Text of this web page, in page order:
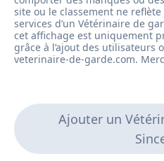
Vétérinaire très gentil
professionnels.
Ajouter un